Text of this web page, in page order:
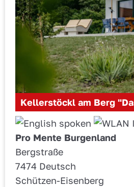
Kellerstöckl am Berg
Pro Mente Burgenland
Bergstraße
7474 Deutsch
Schützen-Eisenberg